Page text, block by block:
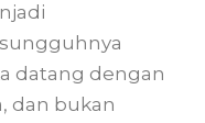
datang dengan
dan bukan